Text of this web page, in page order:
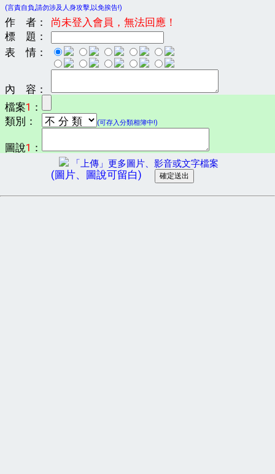
(言責自負,請勿涉及人身攻擊,以免挨告!)
作 者：
尚未登入會員，無法回應！
標 題：
表 情：
內 容：
檔案1 ：
類別：
(可存入分類相簿中!)
圖說1 ：
「上傳」更多圖片、影音或文字檔案
(圖片、圖說可留白)